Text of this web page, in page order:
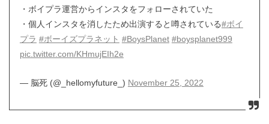
・ボイプラ運営からインスタをフォローされていた
・個人インスタを消したため出演すると噂されている#ボイ
プラ #ボーイズプラネット #BoysPlanet #boysplanet999
pic.twitter.com/KHmujEIh2e
— 脳死 (@_hellomyfuture_) November 25, 2022